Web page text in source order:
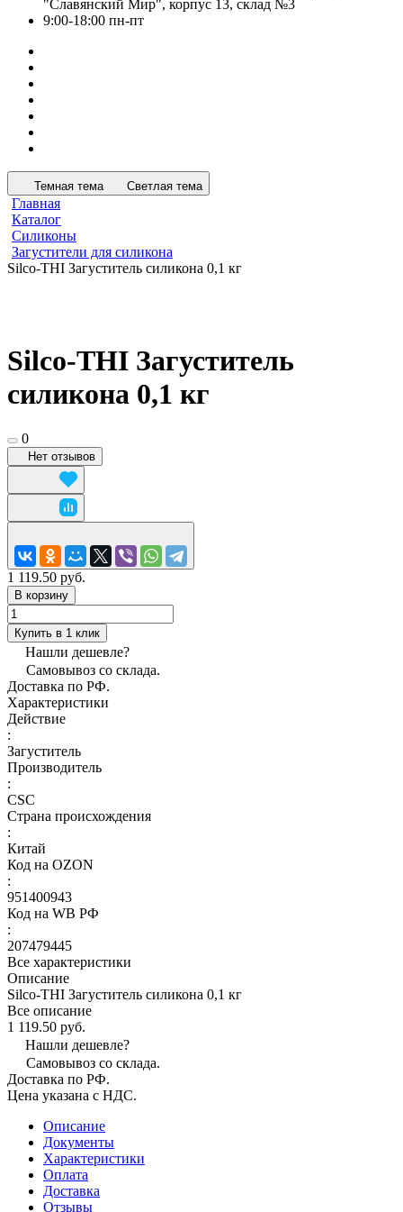
"Славянский Мир", корпус 13, склад №3
9:00-18:00 пн-пт
Темная тема Светлая тема
Главная
Каталог
Силиконы
Загустители для силикона
Silco-THI Загуститель силикона 0,1 кг
Silco-THI Загуститель
силикона 0,1 кг
0
Нет отзывов
1 119.50 руб.
В корзину
Купить в 1 клик
Нашли дешевле?
Самовывоз со склада.
Доставка по РФ.
Характеристики
Действие
:
Загуститель
Производитель
:
CSC
Страна происхождения
:
Китай
Код на OZON
:
951400943
Код на WB РФ
:
207479445
Все характеристики
Описание
Silco-THI Загуститель силикона 0,1 кг
Все описание
1 119.50 руб.
Нашли дешевле?
Самовывоз со склада.
Доставка по РФ.
Цена указана с НДС.
Описание
Документы
Характеристики
Оплата
Доставка
Отзывы